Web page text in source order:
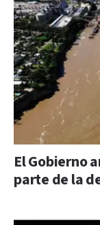
El Gobierno
parte de la